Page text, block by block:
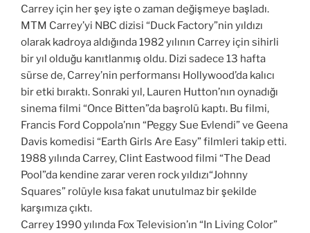
Carrey için her şey işte o zaman değişmeye başladı.
MTM Carrey’yi NBC dizisi “Duck Factory”nin yıldızı
olarak kadroya aldığında 1982 yılının Carrey için sihirli
bir yıl olduğu kanıtlanmış oldu. Dizi sadece 13 hafta
sürse de, Carrey’nin performansı Hollywood’da kalıcı
bir etki bıraktı. Sonraki yıl, Lauren Hutton’nın oynadığı
sinema filmi “Once Bitten”da başrolü kaptı. Bu filmi,
Francis Ford Coppola’nın “Peggy Sue Evlendi” ve Geena
Davis komedisi “Earth Girls Are Easy” filmleri takip etti.
1988 yılında Carrey, Clint Eastwood filmi “The Dead
Pool”da kendine zarar veren rock yıldızı“Johnny
Squares” rolüyle kısa fakat unutulmaz bir şekilde
karşımıza çıktı.
Carrey 1990 yılında Fox Television’ın “In Living Color”